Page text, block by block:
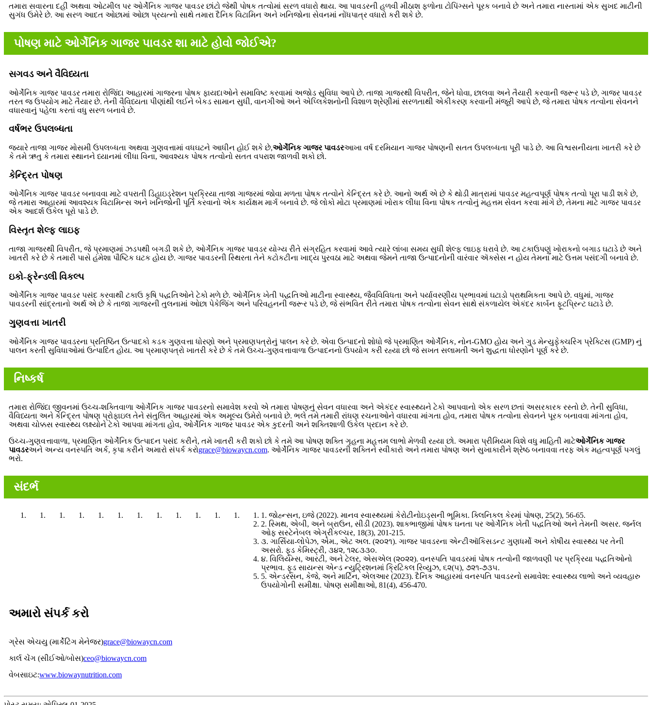
તમારા સવારના દહીં અથવા ઓટમીલ પર ઓર્ગેનિક ગાજર પાવડર છાંટો જેથી પોષક તત્વોમાં સરળ વધારો થાય. આ પાવડરની હળવી મીઠાશ ફળોના ટોપિંગ્સને પૂરક બનાવે છે અને તમારા નાસ્તામાં એક સુખદ માટીની
સુગંધ ઉમેરે છે. આ સરળ આદત ઓછામાં ઓછા પ્રયત્નો સાથે તમારા દૈનિક વિટામિન અને ખનિજોના સેવનમાં નોંધપાત્ર વધારો કરી શકે છે.
પોષણ માટે ઓર્ગેનિક ગાજર પાવડર શા માટે હોવો જોઈએ?
સગવડ અને વૈવિધ્યતા
ઓર્ગેનિક ગાજર પાવડર તમારા રોજિંદા આહારમાં ગાજરના પોષક ફાયદાઓને સમાવિષ્ટ કરવામાં અજોડ સુવિધા આપે છે. તાજા ગાજરથી વિપરીત, જેને ધોવા, છાલવા અને તૈયારી કરવાની જરૂર પડે છે, ગાજર પાવડર
તરત જ ઉપયોગ માટે તૈયાર છે. તેની વૈવિધ્યતા પીણાંથી લઈને બેકડ સામાન સુધી, વાનગીઓ અને એપ્લિકેશનોની વિશાળ શ્રેણીમાં સરળતાથી એકીકરણ કરવાની મંજૂરી આપે છે, જે તમારા પોષક તત્વોના સેવનને
વધારવાનું પહેલા કરતાં વધુ સરળ બનાવે છે.
વર્ષભર ઉપલબ્ધતા
જ્યારે તાજા ગાજર મોસમી ઉપલબ્ધતા અથવા ગુણવત્તામાં વધઘટને આધીન હોઈ શકે છે,ઓર્ગેનિક ગાજર પાવડરઆખા વર્ષ દરમિયાન ગાજર પોષણની સતત ઉપલબ્ધતા પૂરી પાડે છે. આ વિશ્વસનીયતા ખાતરી કરે છે
કે તમે ઋતુ કે તમારા સ્થાનને ધ્યાનમાં લીધા વિના, આવશ્યક પોષક તત્વોનો સતત વપરાશ જાળવી શકો છો.
કેન્દ્રિત પોષણ
ઓર્ગેનિક ગાજર પાવડર બનાવવા માટે વપરાતી ડિહાઇડ્રેશન પ્રક્રિયા તાજા ગાજરમાં જોવા મળતા પોષક તત્વોને કેન્દ્રિત કરે છે. આનો અર્થ એ છે કે થોડી માત્રામાં પાવડર મહત્વપૂર્ણ પોષક તત્વો પૂરા પાડી શકે છે,
જે તમારા આહારમાં આવશ્યક વિટામિન્સ અને ખનિજોની પૂર્તિ કરવાનો એક કાર્યક્ષમ માર્ગ બનાવે છે. જે લોકો મોટા પ્રમાણમાં ખોરાક લીધા વિના પોષક તત્વોનું મહત્તમ સેવન કરવા માંગે છે, તેમના માટે ગાજર પાવડર
એક આદર્શ ઉકેલ પૂરો પાડે છે.
વિસ્તૃત શેલ્ફ લાઇફ
તાજા ગાજરથી વિપરીત, જે પ્રમાણમાં ઝડપથી બગડી શકે છે, ઓર્ગેનિક ગાજર પાવડર યોગ્ય રીતે સંગ્રહિત કરવામાં આવે ત્યારે લાંબા સમય સુધી શેલ્ફ લાઇફ ધરાવે છે. આ ટકાઉપણું ખોરાકનો બગાડ ઘટાડે છે અને
ખાતરી કરે છે કે તમારી પાસે હંમેશા પૌષ્ટિક ઘટક હોય છે. ગાજર પાવડરની સ્થિરતા તેને કટોકટીના ખાદ્ય પુરવઠા માટે અથવા જેમને તાજા ઉત્પાદનોની વારંવાર ઍક્સેસ ન હોય તેમના માટે ઉત્તમ પસંદગી બનાવે છે.
ઇકો-ફ્રેન્ડલી વિકલ્પ
ઓર્ગેનિક ગાજર પાવડર પસંદ કરવાથી ટકાઉ કૃષિ પદ્ધતિઓને ટેકો મળે છે. ઓર્ગેનિક ખેતી પદ્ધતિઓ માટીના સ્વાસ્થ્ય, જૈવવિવિધતા અને પર્યાવરણીય પ્રભાવમાં ઘટાડો પ્રાથમિકતા આપે છે. વધુમાં, ગાજર
પાવડરની સાંદ્રતાનો અર્થ એ છે કે તાજા ગાજરની તુલનામાં ઓછા પેકેજિંગ અને પરિવહનની જરૂર પડે છે, જે સંભવિત રીતે તમારા પોષક તત્વોના સેવન સાથે સંકળાયેલ એકંદર કાર્બન ફૂટપ્રિન્ટ ઘટાડે છે.
ગુણવત્તા ખાતરી
ઓર્ગેનિક ગાજર પાવડરના પ્રતિષ્ઠિત ઉત્પાદકો કડક ગુણવત્તા ધોરણો અને પ્રમાણપત્રોનું પાલન કરે છે. એવા ઉત્પાદનો શોધો જે પ્રમાણિત ઓર્ગેનિક, નોન-GMO હોય અને ગુડ મેન્યુફેક્ચરિંગ પ્રેક્ટિસ (GMP) નું
પાલન કરતી સુવિધાઓમાં ઉત્પાદિત હોય. આ પ્રમાણપત્રો ખાતરી કરે છે કે તમે ઉચ્ચ-ગુણવત્તાવાળા ઉત્પાદનનો ઉપયોગ કરી રહ્યા છો જે સખત સલામતી અને શુદ્ધતા ધોરણોને પૂર્ણ કરે છે.
નિષ્કર્ષ
તમારા રોજિંદા જીવનમાં ઉચ્ચ-શક્તિવાળા ઓર્ગેનિક ગાજર પાવડરનો સમાવેશ કરવો એ તમારા પોષણનું સેવન વધારવા અને એકંદર સ્વાસ્થ્યને ટેકો આપવાનો એક સરળ છતાં અસરકારક રસ્તો છે. તેની સુવિધા,
વૈવિધ્યતા અને કેન્દ્રિત પોષણ પ્રોફાઇલ તેને સંતુલિત આહારમાં એક અમૂલ્ય ઉમેરો બનાવે છે. ભલે તમે તમારી રાંધણ રચનાઓને વધારવા માંગતા હોવ, તમારા પોષક તત્વોના સેવનને પૂરક બનાવવા માંગતા હોવ,
અથવા ચોક્કસ સ્વાસ્થ્ય લક્ષ્યોને ટેકો આપવા માંગતા હોવ, ઓર્ગેનિક ગાજર પાવડર એક કુદરતી અને શક્તિશાળી ઉકેલ પ્રદાન કરે છે.
ઉચ્ચ-ગુણવત્તાવાળા, પ્રમાણિત ઓર્ગેનિક ઉત્પાદન પસંદ કરીને, તમે ખાતરી કરી શકો છો કે તમે આ પોષણ શક્તિ ગૃહના મહત્તમ લાભો મેળવી રહ્યા છો. અમારા પ્રીમિયમ વિશે વધુ માહિતી માટેઓર્ગેનિક ગાજર
પાવડરઅને અન્ય વનસ્પતિ અર્ક, કૃપા કરીને અમારો સંપર્ક કરોgrace@biowaycn.com. ઓર્ગેનિક ગાજર પાવડરની શક્તિને સ્વીકારો અને તમારા પોષણ અને સુખાકારીને શ્રેષ્ઠ બનાવવા તરફ એક મહત્વપૂર્ણ પગલું
ભરો.
સંદર્ભ
1. જોહ્ન્સન, ઇજે (2022). માનવ સ્વાસ્થ્યમાં કેરોટીનોઇડ્સની ભૂમિકા. ક્લિનિકલ કેરમાં પોષણ, 25(2), 56-65.
2. સ્મિથ, એબી, અને બ્રાઉન, સીડી (2023). શાકભાજીમાં પોષક ઘનતા પર ઓર્ગેનિક ખેતી પદ્ધતિઓ અને તેમની અસર. જર્નલ
ઓફ સસ્ટેનેબલ એગ્રીકલ્ચર, 18(3), 201-215.
૩. ગાર્સિયા-લોપેઝ, એમ., એટ અલ. (૨૦૨૧). ગાજર પાવડરના એન્ટીઑકિસડન્ટ ગુણધર્મો અને કોષીય સ્વાસ્થ્ય પર તેની
અસરો. ફૂડ કેમિસ્ટ્રી, ૩૪૨, ૧૨૮૩૩૦.
૪. વિલિયમ્સ, આરટી, અને ટેલર, એસએલ (૨૦૨૨). વનસ્પતિ પાવડરમાં પોષક તત્વોની જાળવણી પર પ્રક્રિયા પદ્ધતિઓનો
પ્રભાવ. ફૂડ સાયન્સ એન્ડ ન્યુટ્રિશનમાં ક્રિટિકલ રિવ્યુઝ, ૬૨(૫), ૭૨૧-૭૩૫.
5. એન્ડરસન, કેજે, અને માર્ટિન, એલઆર (2023). દૈનિક આહારમાં વનસ્પતિ પાવડરનો સમાવેશ: સ્વાસ્થ્ય લાભો અને વ્યવહારુ
ઉપયોગોની સમીક્ષા. પોષણ સમીક્ષાઓ, 81(4), 456-470.
અમારો સંપર્ક કરો
ગ્રેસ એચયુ (માર્કેટિંગ મેનેજર)grace@biowaycn.com
કાર્લ ચેંગ (સીઈઓ/બોસ)ceo@biowaycn.com
વેબસાઇટ:www.biowaynutrition.com